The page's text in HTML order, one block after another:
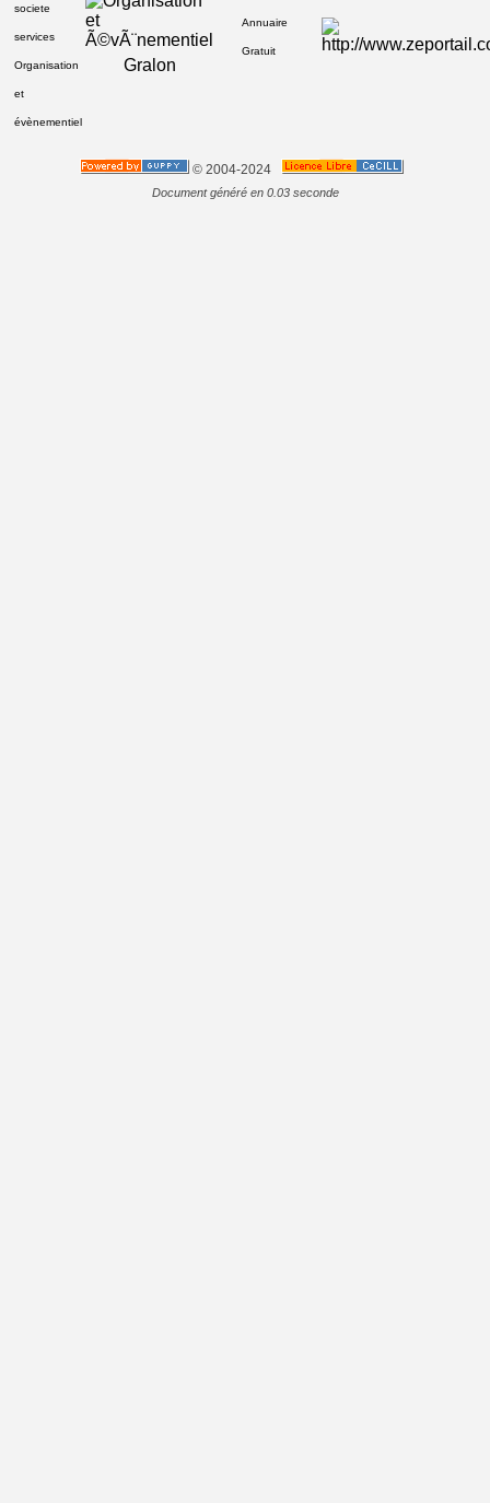
societe
services
Organisation
et
évènementiel
Gralon
Annuaire
Gratuit
© 2004-2024
Document généré en 0.03 seconde